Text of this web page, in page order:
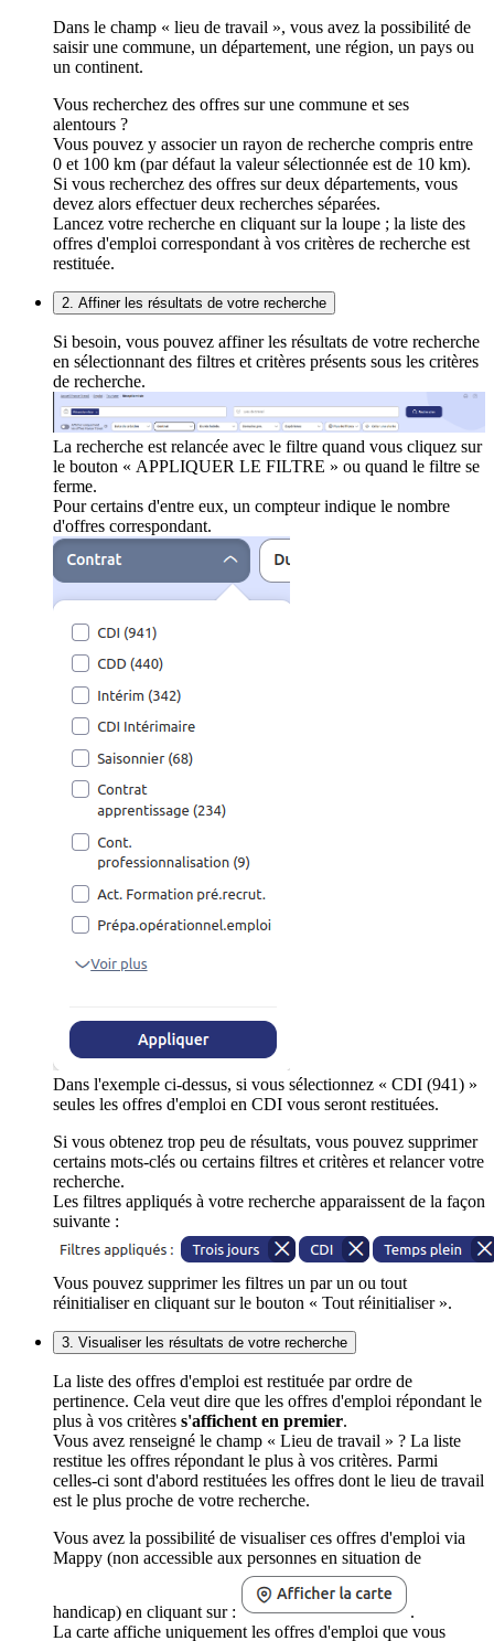
Dans le champ « lieu de travail », vous avez la possibilité de
saisir une commune, un département, une région, un pays ou
un continent.
Vous recherchez des offres sur une commune et ses
alentours ?
Vous pouvez y associer un rayon de recherche compris entre
0 et 100 km (par défaut la valeur sélectionnée est de 10 km).
Si vous recherchez des offres sur deux départements, vous
devez alors effectuer deux recherches séparées.
Lancez votre recherche en cliquant sur la loupe ; la liste des
offres d'emploi correspondant à vos critères de recherche est
restituée.
2. Affiner les résultats de votre recherche
Si besoin, vous pouvez affiner les résultats de votre recherche
en sélectionnant des filtres et critères présents sous les critères
de recherche.
La recherche est relancée avec le filtre quand vous cliquez sur
le bouton « APPLIQUER LE FILTRE » ou quand le filtre se
ferme.
Pour certains d'entre eux, un compteur indique le nombre
d'offres correspondant.
Dans l'exemple ci-dessus, si vous sélectionnez « CDI (941) »
seules les offres d'emploi en CDI vous seront restituées.
Si vous obtenez trop peu de résultats, vous pouvez supprimer
certains mots-clés ou certains filtres et critères et relancer votre
recherche.
Les filtres appliqués à votre recherche apparaissent de la façon
suivante :
Vous pouvez supprimer les filtres un par un ou tout
réinitialiser en cliquant sur le bouton « Tout réinitialiser ».
3. Visualiser les résultats de votre recherche
La liste des offres d'emploi est restituée par ordre de
pertinence. Cela veut dire que les offres d'emploi répondant le
plus à vos critères s'affichent en premier.
Vous avez renseigné le champ « Lieu de travail » ? La liste
restitue les offres répondant le plus à vos critères. Parmi
celles-ci sont d'abord restituées les offres dont le lieu de travail
est le plus proche de votre recherche.
Vous avez la possibilité de visualiser ces offres d'emploi via
Mappy (non accessible aux personnes en situation de
handicap) en cliquant sur :
.
La carte affiche uniquement les offres d'emploi que vous